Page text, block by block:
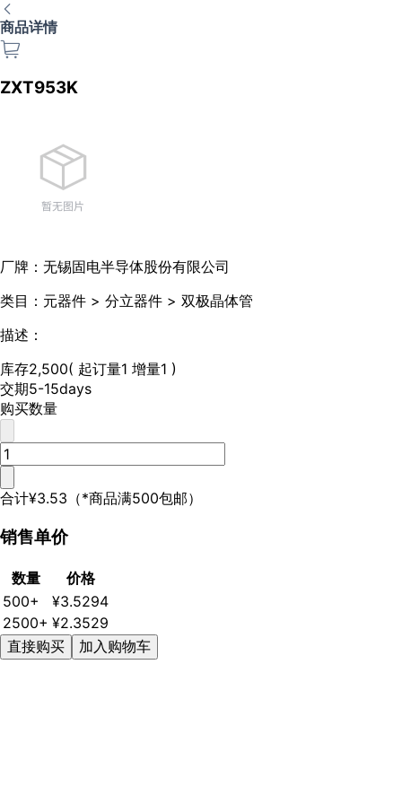
商品详情
ZXT953K
厂牌： 无锡固电半导体股份有限公司
类目： 元器件 > 分立器件 > 双极晶体管
描述：
库存2,500( 起订量1 增量1 )
交期5-15days
购买数量
合计¥3.53 （*商品满500包邮）
销售单价
数量
价格
500+
¥3.5294
2500+ ¥2.3529
直接购买
加入购物车